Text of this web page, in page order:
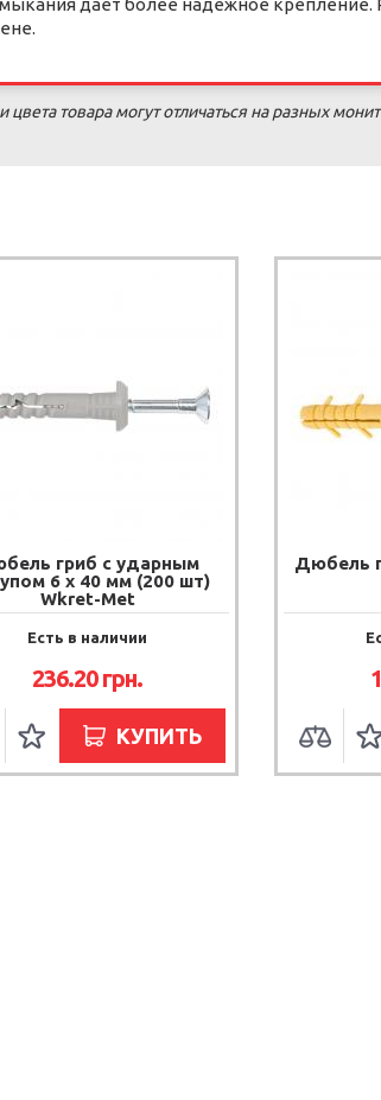
дает более надежное крепление.
товара могут отличаться на разных
гриб с ударным
6 х 40 мм (200 шт)
Wkret-Met
Есть в наличии
236.20грн.
КУПИТЬ
Дюбель